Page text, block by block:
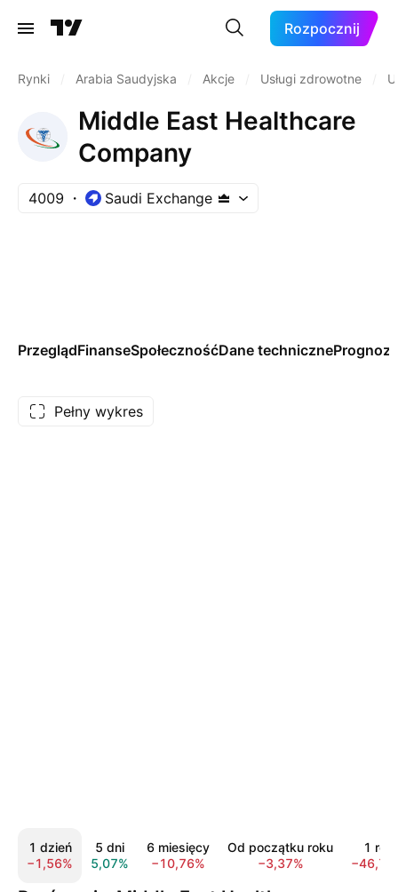
Rozpocznij
Rynki Arabia Saudyjska Akcje Usługi zdrowotne
Middle East Healthcare
Company
4009 Saudi Exchange
PrzeglądFinanseSpołecznośćDane technicznePrognozy
Pełny wykres
1 dzień
−1,56%
5 dni
5,07%
6 miesięcy
−10,76%
Od początku roku
−3,37%
1 rok